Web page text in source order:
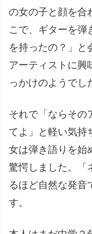
の女の子と顔を合
こで、ギターを弾
を持ったの？」と
アーティストに興
っかけのようでし
それで「ならその
てよ」と軽い気持
女は弾き語りを始
驚愕しました。「
るほど自然な発音
す。